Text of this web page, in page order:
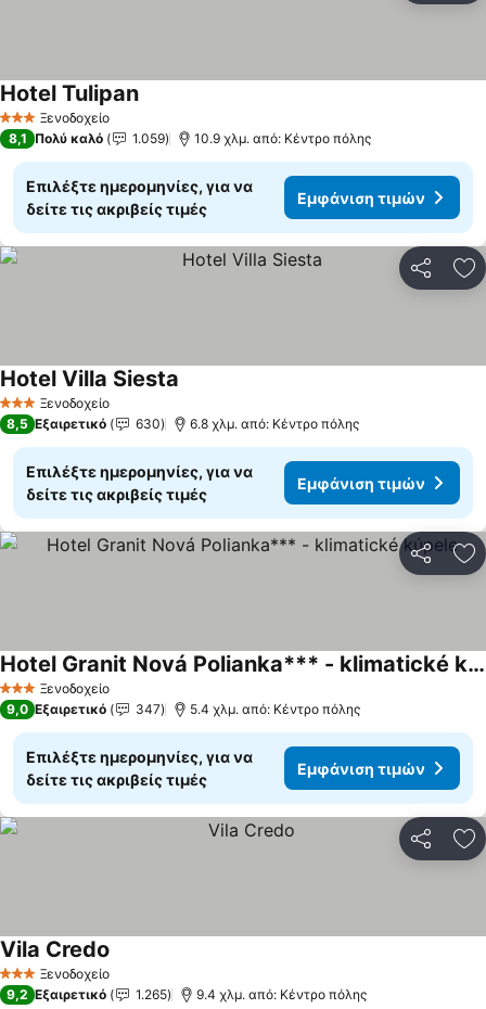
3 ΑστέριαΞενοδοχείο
Hotel TulipanΕμφάνιση τιμών
8,1 Πολύ καλό 1.059 10.9 χλμ. από: Κέντρο πόλης
Επιλέξτε ημερομηνίες, για να
δείτε τις ακριβείς τιμές
Εμφάνιση τιμών
3 ΑστέριαΞενοδοχείο
Hotel Villa Siesta
8,5 Εξαιρετικό 630 6.8 χλμ. από: Κέντρο πόλης
Επιλέξτε ημερομηνίες, για να
δείτε τις ακριβείς τιμές
Εμφάνιση τιμών
3 ΑστέριαΞενοδοχείο
Hotel Granit Nová Polianka*** - klimatické kúpele
Εμφάνιση τιμών
9,0 Εξαιρετικό 347 5.4 χλμ. από: Κέντρο πόλης
Επιλέξτε ημερομηνίες, για να
δείτε τις ακριβείς τιμές
Εμφάνιση τιμών
3 ΑστέριαΞενοδοχείο
Vila Credo
9,2 Εξαιρετικό 1.265 9.4 χλμ. από: Κέντρο πόλης